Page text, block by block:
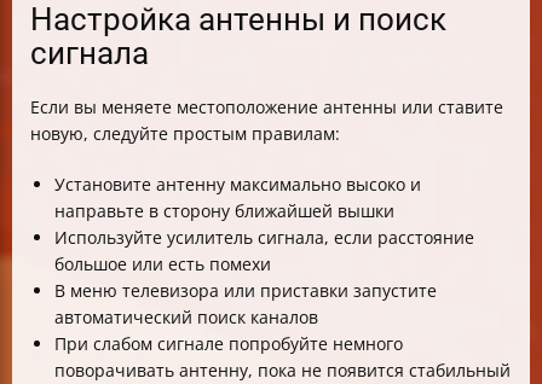
Настройка антенны и поиск
сигнала
Если вы меняете местоположение антенны или ставите
новую, следуйте простым правилам:
Установите антенну максимально высоко и
направьте в сторону ближайшей вышки
Используйте усилитель сигнала, если расстояние
большое или есть помехи
В меню телевизора или приставки запустите
автоматический поиск каналов
При слабом сигнале попробуйте немного
поворачивать антенну, пока не появится стабильный